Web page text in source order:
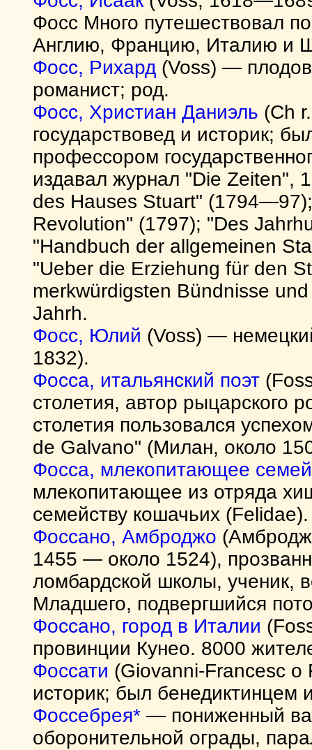
Фосс Много путешествовал
Англию, Францию, Италию и
Фосс, Рихард (Voss) —
романист; род.
Фосс, Христиан Даниэль (Ch
государствовед и историк;
профессором
издавал журнал "Die Zeiten",
des Hauses Stuart"
Revolution" (1797); "Des
"Handbuch der allgemeinen
"Ueber die Erziehung für den
merkwürdigsten Bündnisse
Jahrh.
Фосс, Юлий (Voss) —
1832).
Фосса, итальянский поэт
столетия, автор рыцарского
столетия пользовался
de Galvano" (Милан, около
Фосса, млекопитающее
млекопитающее из отряда
семейству кошачьих (Felidae).
Фоссано, Амброджо
1455 — около 1524),
ломбардской школы, ученик,
Младшего, подвергшийся
Фоссано, город в Италии
провинции Кунео. 8000
Фоссати (Giovanni-Francesc
историк; был бенедиктинцем
Фоссебрея* — пониженный
оборонительной ограды,